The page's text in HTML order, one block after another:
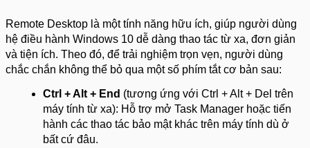
Remote Desktop là một tính năng hữu ích, giúp người dùng
hệ điều hành Windows 10 dễ dàng thao tác từ xa, đơn giản
và tiện ích. Theo đó, để trải nghiệm trọn vẹn, người dùng
chắc chắn không thể bỏ qua một số phím tắt cơ bản sau:
Ctrl + Alt + End (tương ứng với Ctrl + Alt + Del trên
máy tính từ xa): Hỗ trợ mở Task Manager hoặc tiến
hành các thao tác bảo mật khác trên máy tính dù ở
bất cứ đâu.